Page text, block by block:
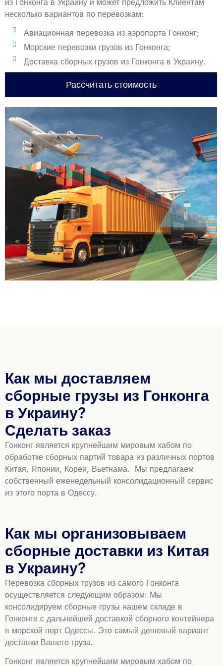
несколько вариантов по перевозкам:
Авиационная перевозка из аэропорта Гонконг;
Морские перевозки грузов из Гонконга;
Доставка сборных грузов из Гонконга в Украину.
Рассчитать стоимость
Как мы доставляем
сборные грузы из Гонконга
в Украину?
Сделать заказ
Гонконг является крупнейшим мировым хабом по
обработке сборных партий товара из различных портов
Китая, Японии, Кореи, Вьетнама. Мы предлагаем
собственный еженедельный консолидационный сервис
из этого порта в Одессу.
Как мы организовываем
сборные доставки из Китая
в Украину?
Перевозка сборных грузов из самого Гонконга
осуществляется следующим образом: Мы
консолидируем сборные грузы нашем складе в
Гонконге с дальнейшей доставкой сборного контейнера
в морской порт Одессы. Это самый дешевый вариант
доставки Вашего груза.
Гонконг является крупнейшим мировым хабом по